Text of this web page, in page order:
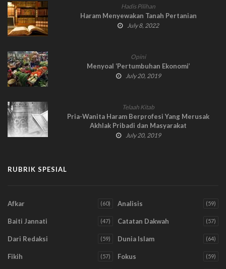
Hadis Pilihan
Haram Menyewakan Tanah Pertanian
July 8, 2022
Opini
Menyoal ‘Pertumbuhan Ekonomi’
July 20, 2019
Telaah Kitab
Pria-Wanita Haram Berprofesi Yang Merusak
Akhlak Pribadi dan Masyarakat
July 20, 2019
RUBRIK SPESIAL
Afkar (60) Analisis (59)
Baiti Jannati (47) Catatan Dakwah (57)
Dari Redaksi (59) Dunia Islam (64)
Fikih (57) Fokus (59)